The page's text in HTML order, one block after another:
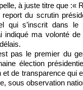
à juste titre que :«
du scrutin
qui s’inscrit dans
indiqué ma volonté
pas le premier du
élection
et de transparence qui
sous observation